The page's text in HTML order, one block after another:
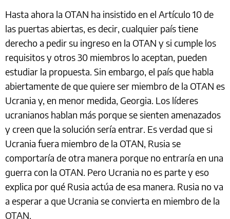
Hasta ahora la OTAN ha insistido en el Artículo 10 de
las puertas abiertas, es decir, cualquier país tiene
derecho a pedir su ingreso en la OTAN y si cumple los
requisitos y otros 30 miembros lo aceptan, pueden
estudiar la propuesta. Sin embargo, el país que habla
abiertamente de que quiere ser miembro de la OTAN es
Ucrania y, en menor medida, Georgia. Los líderes
ucranianos hablan más porque se sienten amenazados
y creen que la solución sería entrar. Es verdad que si
Ucrania fuera miembro de la OTAN, Rusia se
comportaría de otra manera porque no entraría en una
guerra con la OTAN. Pero Ucrania no es parte y eso
explica por qué Rusia actúa de esa manera. Rusia no va
a esperar a que Ucrania se convierta en miembro de la
OTAN.